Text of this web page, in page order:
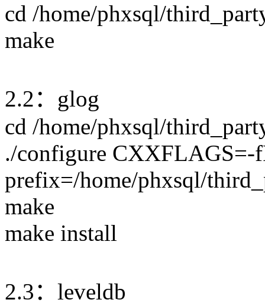
cd /home/phxsql/
make
2.2：glog
cd /home/phxsql/
./configure CXXFLAGS=-
prefix=/home/phxsql/
make
make install
2.3：leveldb